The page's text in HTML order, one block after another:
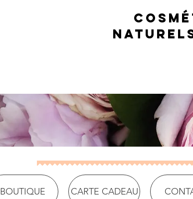
BOUTIQUE CARTE CADEAU